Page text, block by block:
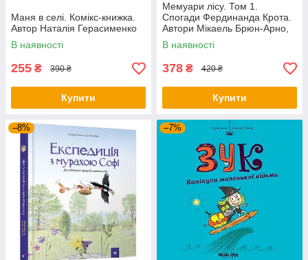
Маня в селі. Комікс-книжка.
Автор Наталія Герасименко
В наявності
255 ₴ 390 ₴
Купити
Мемуари лісу. Том 1.
Спогади Фердинанда Крота.
Автори Мікаель Брюн-Арно,
Саное
В наявності
378 ₴ 420 ₴
Купити
–8% –7%